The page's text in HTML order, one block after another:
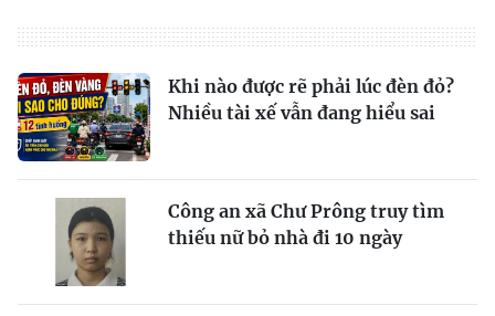
Khi nào được rẽ phải lúc đèn đỏ?
Nhiều tài xế vẫn đang hiểu sai
Công an xã Chư Prông truy tìm
thiếu nữ bỏ nhà đi 10 ngày